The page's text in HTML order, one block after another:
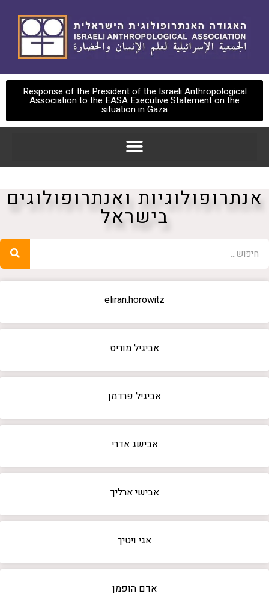
Response of the President of the Israeli Anthropological
Association to the EASA Executive Statement on the
situation in Gaza
אנתרופולוגיות ואנתרופולוגים
בישראל
eliran.horowitz
אביגיל מוריס
אביגיל פרדמן
אבישג אדרי
אבישי ארליך
אגי ויטיך
אדם הופמן